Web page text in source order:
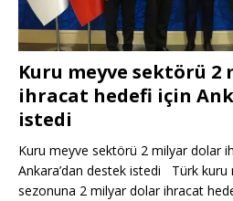
Kuru meyve sektörü
ihracat hedefi için
istedi
Kuru meyve sektörü 2 milyar dolar
Ankara’dan destek istedi Türk
sezonuna 2 milyar dolar ihracat